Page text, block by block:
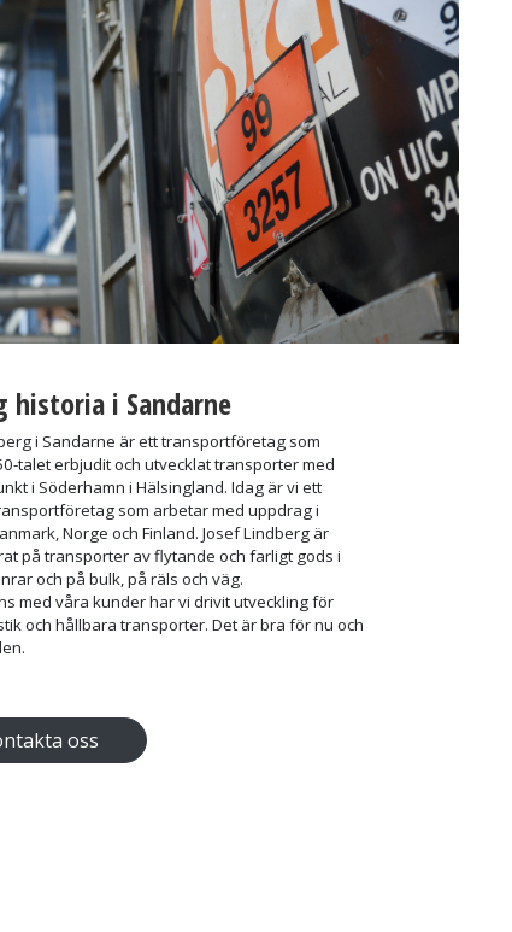
historia i Sandarne
i Sandarne är ett transportföretag som
talet erbjudit och utvecklat transporter med
i Söderhamn i Hälsingland. Idag är vi ett
som arbetar med uppdrag i
Norge och Finland. Josef Lindberg är
på transporter av flytande och farligt gods i
och på bulk, på räls och väg.
med våra kunder har vi drivit utveckling för
och hållbara transporter. Det är bra för nu och
oss